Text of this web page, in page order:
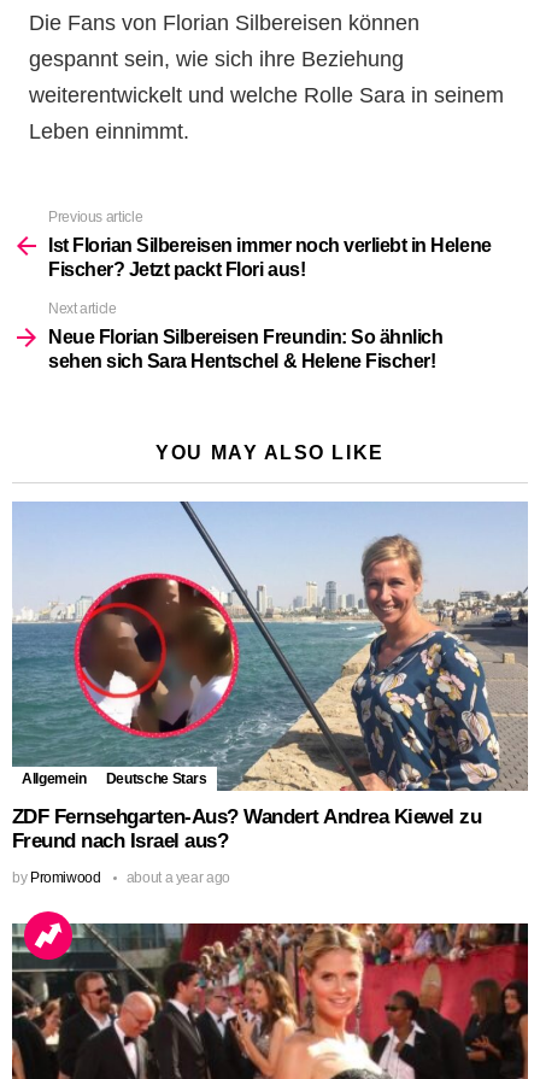
Die Fans von Florian Silbereisen können
gespannt sein, wie sich ihre Beziehung
weiterentwickelt und welche Rolle Sara in seinem
Leben einnimmt.
more
Previous article
Ist Florian Silbereisen immer noch verliebt in Helene
Fischer? Jetzt packt Flori aus!
Next article
Neue Florian Silbereisen Freundin: So ähnlich
sehen sich Sara Hentschel & Helene Fischer!
YOU MAY ALSO LIKE
Allgemein Deutsche Stars
ZDF Fernsehgarten-Aus? Wandert Andrea Kiewel zu
Freund nach Israel aus?
by Promiwood about a year ago